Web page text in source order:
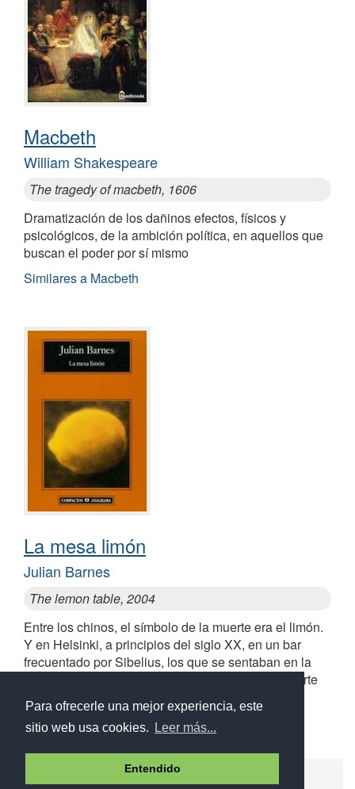
Para ofrecerle una mejor experiencia, este
sitio web usa cookies.
Leer más...
Entendido
Macbeth
William Shakespeare
The tragedy of macbeth, 1606
Dramatización de los dañinos efectos, físicos y
psicológicos, de la ambición política, en aquellos que
buscan el poder por sí mismo
Similares a Macbeth
La mesa limón
Julian Barnes
The lemon table, 2004
Entre los chinos, el símbolo de la muerte era el limón.
Y en Helsinki, a principios del siglo XX, en un bar
frecuentado por Sibelius, los que se sentaban en la
mesa limón estaban obligados a hablar de la muerte
Similares a La mesa limón
Aviso legal